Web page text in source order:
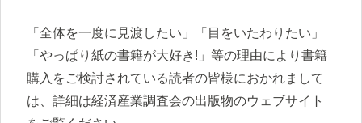
「全体を一度に見渡したい」「目をいたわりたい」
「やっぱり紙の書籍が大好き!」等の理由により書籍
購入をご検討されている読者の皆様におかれまして
は、詳細は経済産業調査会の出版物のウェブサイト